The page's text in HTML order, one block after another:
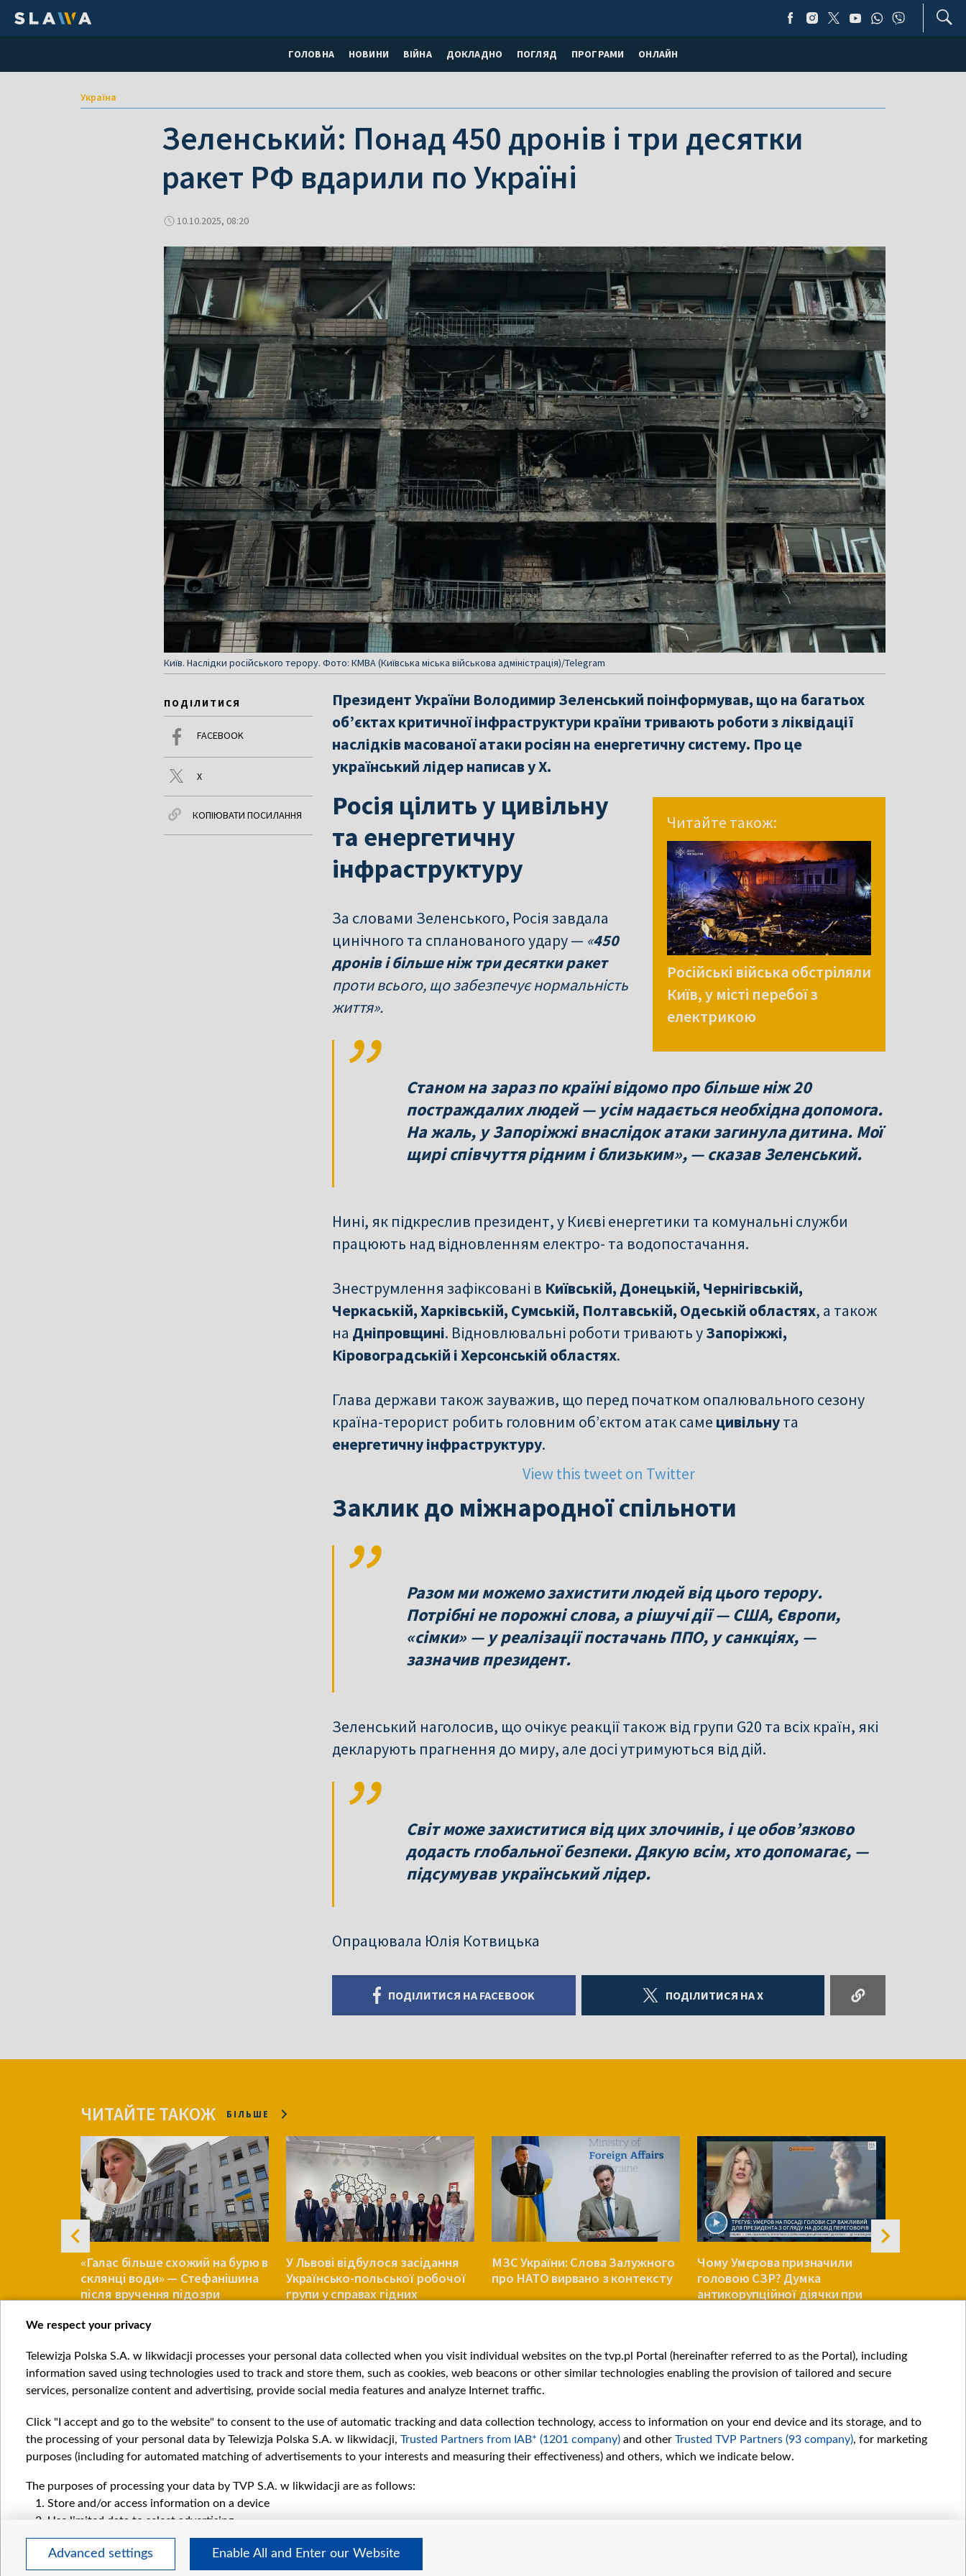
ГОЛОВНА НОВИНИ ВІЙНА ДОКЛАДНО ПОГЛЯД ПРОГРАМИ ОНЛАЙН
Україна
Зеленський: Понад 450 дронів і три десятки
ракет РФ вдарили по Україні
10.10.2025, 08:20
Київ. Наслідки російського терору. Фото: КМВА (Київська міська військова адміністрація)/Telegram
ПОДІЛИТИСЯ
FACEBOOK
X
КОПІЮВАТИ ПОСИЛАННЯ
Президент України Володимир Зеленський поінформував, що на багатьох
об’єктах критичної інфраструктури країни тривають роботи з ліквідації
наслідків масованої атаки росіян на енергетичну систему. Про це
український лідер написав у Х.
Читайте також:
Російські війська обстріляли
Київ, у місті перебої з
електрикою
Росія цілить у цивільну
та енергетичну
інфраструктуру
За словами Зеленського, Росія завдала
цинічного та спланованого удару — «450
дронів і більше ніж три десятки ракет
проти всього, що забезпечує нормальність
життя».
Станом на зараз по країні відомо про більше ніж 20
постраждалих людей — усім надається необхідна допомога.
На жаль, у Запоріжжі внаслідок атаки загинула дитина. Мої
щирі співчуття рідним і близьким», — сказав Зеленський.
Нині, як підкреслив президент, у Києві енергетики та комунальні служби
працюють над відновленням електро- та водопостачання.
Знеструмлення зафіксовані в Київській, Донецькій, Чернігівській,
Черкаській, Харківській, Сумській, Полтавській, Одеській областях, а також
на Дніпровщині. Відновлювальні роботи тривають уЗапоріжжі,
Кіровоградській і Херсонській областях.
Глава держави також зауважив, що перед початком опалювального сезону
країна-терорист робить головним об’єктом атак саме цивільнута
енергетичну інфраструктуру.
View this tweet on Twitter
Заклик до міжнародної спільноти
Разом ми можемо захистити людей від цього терору.
Потрібні не порожні слова, а рішучі дії — США, Європи,
«сімки» — у реалізації постачань ППО, у санкціях, —
зазначив президент.
Зеленський наголосив, що очікує реакції також від групи G20 та всіх країн, які
декларують прагнення до миру, але досі утримуються від дій.
Світ може захиститися від цих злочинів, і це обовʼязково
додасть глобальної безпеки. Дякую всім, хто допомагає, —
підсумував український лідер.
Опрацювала Юлія Котвицька
ПОДІЛИТИСЯ НА FACEBOOK ПОДІЛИТИСЯ НА X
ЧИТАЙТЕ ТАКОЖ БІЛЬШЕ
«Галас більше схожий на бурю в
склянці води» — Стефанішина
після вручення підозри
УКРАЇНА
У Львові відбулося засідання
Українсько-польської робочої
групи у справах гідних
МЗС України: Слова Залужного
про НАТО вирвано з контексту
Чому Умєрова призначили
головою СЗР? Думка
антикорупційної діячки при
Item
1
of
Категорії
Докладно
Погляд
We respect your privacy
Telewizja Polska S.A. w likwidacji processes your personal data collected when you visit individual websites on the tvp.pl Portal (hereinafter referred to as the Portal), including
information saved using technologies used to track and store them, such as cookies, web beacons or other similar technologies enabling the provision of tailored and secure
services, personalize content and advertising, provide social media features and analyze Internet traffic.
Click "I accept and go to the website" to consent to the use of automatic tracking and data collection technology, access to information on your end device and its storage, and to
the processing of your personal data by Telewizja Polska S.A. w likwidacji, Trusted Partners from IAB* (1201 company) and other Trusted TVP Partners (93 company), for marketing
purposes (including for automated matching of advertisements to your interests and measuring their effectiveness) and others, which we indicate below.
The purposes of processing your data by TVP S.A. w likwidacji are as follows:
Store and/or access information on a device
Use limited data to select advertising
Create profiles for personalised advertising
Use profiles to select personalised advertising
Create profiles to personalise content
Advanced settings Enable All and Enter our Website